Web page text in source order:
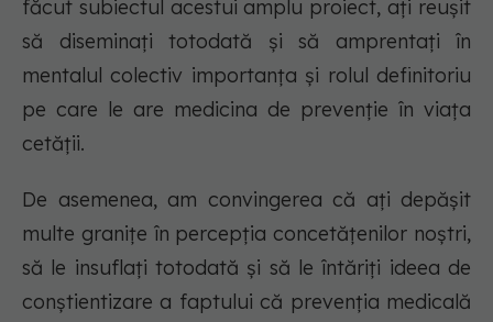
făcut subiectul acestui amplu proiect, ați reușit
să diseminați totodată și să amprentați în
mentalul colectiv importanța și rolul definitoriu
pe care le are medicina de prevenție în viața
cetății.
De asemenea, am convingerea că ați depășit
multe granițe în percepția concetățenilor noștri,
să le insuflați totodată și să le întăriți ideea de
conștientizare a faptului că prevenția medicală